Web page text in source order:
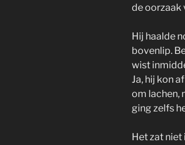
de oorzaak
Hij haalde
bovenlip.
wist
Ja, hij kon
om lachen,
ging zelfs
Het zat niet